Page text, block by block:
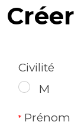
Civilité
M
Prénom